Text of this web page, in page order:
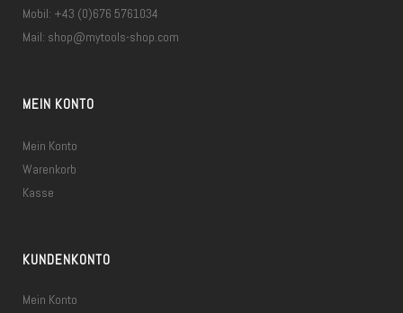
Mobil: +43 (0)676 5761034
Mail: shop@mytools-shop.com
MEIN KONTO
Mein Konto
Warenkorb
Kasse
KUNDENKONTO
Mein Konto